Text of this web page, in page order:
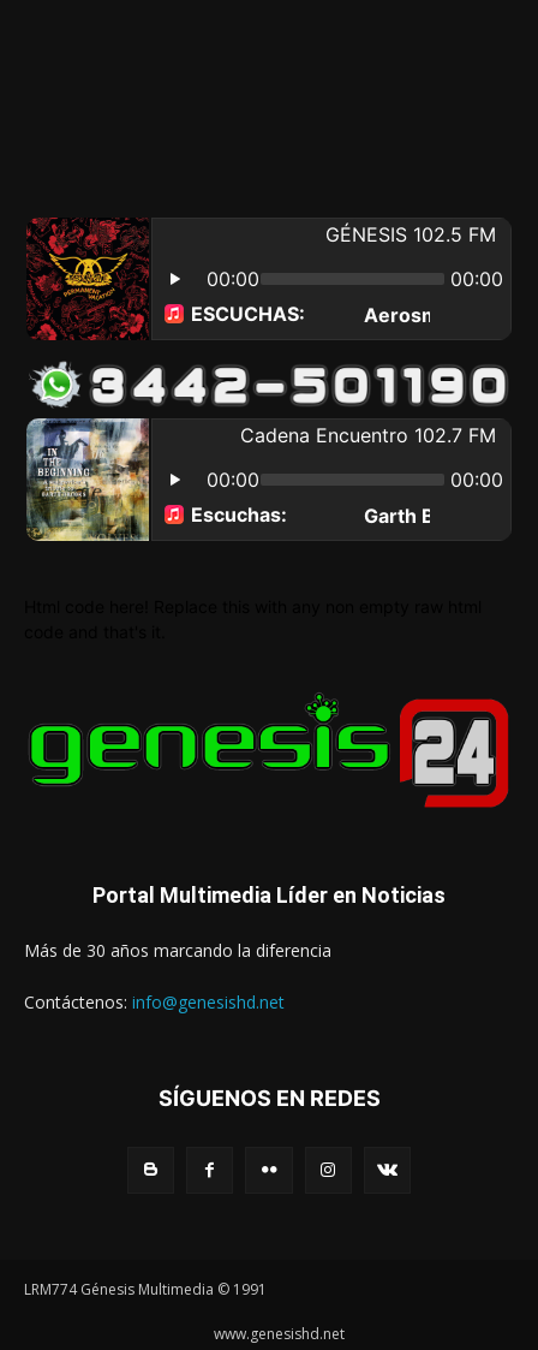
Portal Multimedia Líder en Noticias
Más de 30 años marcando la diferencia
Contáctenos: info@genesishd.net
SÍGUENOS EN REDES
LRM774 Génesis Multimedia © 1991
www.genesishd.net